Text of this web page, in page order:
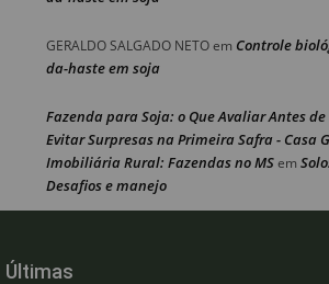
GERALDO SALGADO NETOem Controle
da-haste em soja
Fazenda para Soja: o Que Avaliar Antes
Evitar Surpresas na Primeira Safra - Casa
Imobiliária Rural: Fazendas no MSem
Desafios e manejo
Últimas